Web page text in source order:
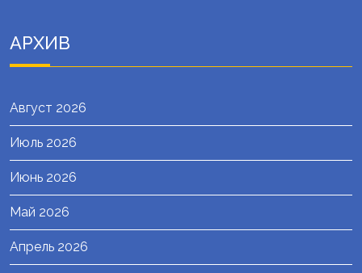
АРХИВ
Август 2026
Июль 2026
Июнь 2026
Май 2026
Апрель 2026